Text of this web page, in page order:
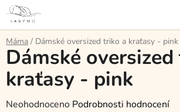
Přejít
obsah
Máma / Dámské oversized triko a kraťasy - pink
Dámské
kraťasy - pink
Průměrné
Neohodnoceno Podrobnosti hodnocení